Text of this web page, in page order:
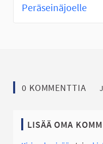
Peräseinäjoelle
0 KOMMENTTIA
LISÄÄ OMA